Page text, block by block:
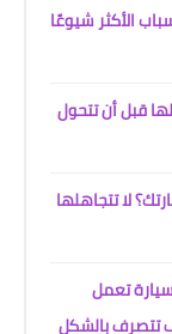
الأكثر شيوعًا
قبل أن تتحول
لا تتجاهلها
تعمل
تتصرف بالشكل